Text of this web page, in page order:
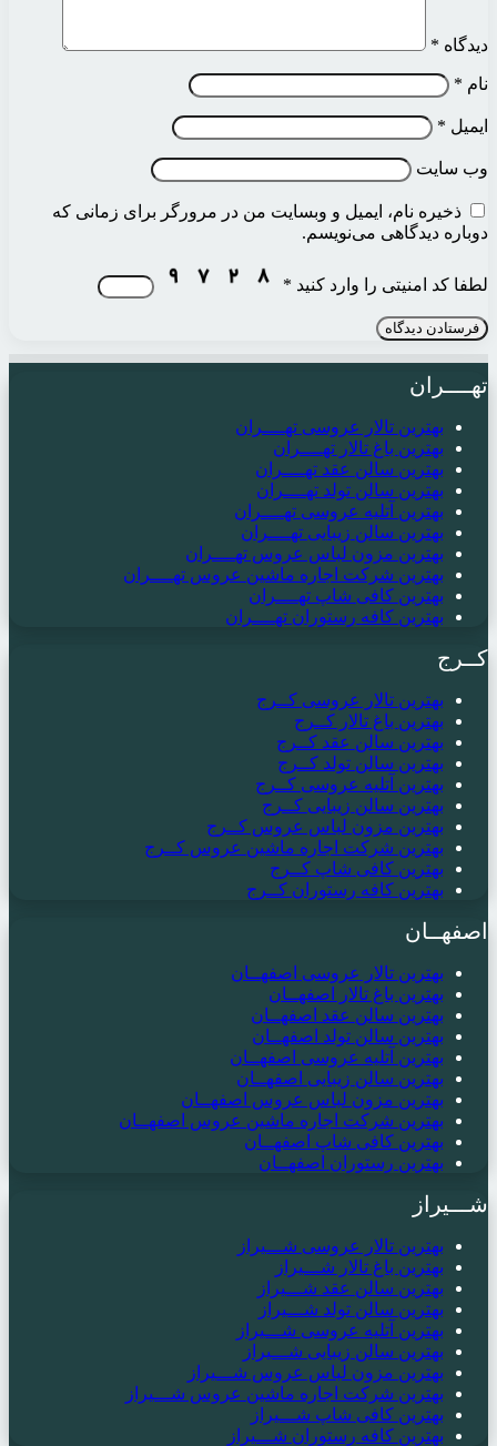
دیدگاه *
نام *
ایمیل *
وب‌ سایت
ذخیره نام، ایمیل و وبسایت من در مرورگر برای زمانی که
دوباره دیدگاهی می‌نویسم.
لطفا کد امنیتی را وارد کنید *
تهــــران
بهترین تالار عروسی تهــــران
بهترین باغ تالار تهــــران
بهترین سالن عقد تهــــران
بهترین سالن تولد تهــــران
بهترین آتلیه عروسی تهــــران
بهترین سالن زیبایی تهــــران
بهترین مزون لباس عروس تهــــران
بهترین شرکت اجاره ماشین عروس تهــــران
بهترین کافی شاپ تهــــران
بهترین کافه رستوران تهــــران
کــرج
بهترین تالار عروسی کــرج
بهترین باغ تالار کــرج
بهترین سالن عقد کــرج
بهترین سالن تولد کــرج
بهترین آتلیه عروسی کــرج
بهترین سالن زیبایی کــرج
بهترین مزون لباس عروس کــرج
بهترین شرکت اجاره ماشین عروس کــرج
بهترین کافی شاپ کــرج
بهترین کافه رستوران کــرج
اصفهــان
بهترین تالار عروسی اصفهــان
بهترین باغ تالار اصفهــان
بهترین سالن عقد اصفهــان
بهترین سالن تولد اصفهــان
بهترین آتلیه عروسی اصفهــان
بهترین سالن زیبایی اصفهــان
بهترین مزون لباس عروس اصفهــان
بهترین شرکت اجاره ماشین عروس اصفهــان
بهترین کافی شاپ اصفهــان
بهترین رستوران اصفهــان
شـــیراز
بهترین تالار عروسی شـــیراز
بهترین باغ تالار شـــیراز
بهترین سالن عقد شـــیراز
بهترین سالن تولد شـــیراز
بهترین آتلیه عروسی شـــیراز
بهترین سالن زیبایی شـــیراز
بهترین مزون لباس عروس شـــیراز
بهترین شرکت اجاره ماشین عروس شـــیراز
بهترین کافی شاپ شـــیراز
بهترین کافه رستوران شـــیراز